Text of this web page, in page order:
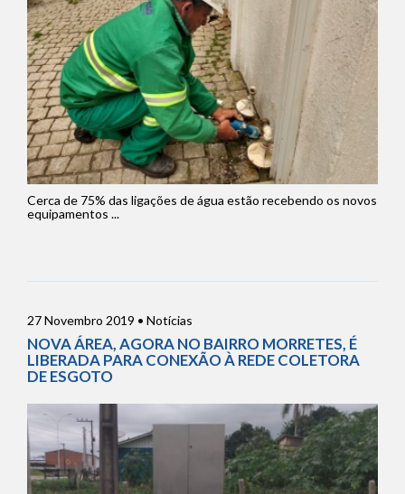
Cerca de 75% das ligações de água estão recebendo os novos
equipamentos ...
27 Novembro 2019 • Notícias
NOVA ÁREA, AGORA NO BAIRRO MORRETES, É
LIBERADA PARA CONEXÃO À REDE COLETORA
DE ESGOTO